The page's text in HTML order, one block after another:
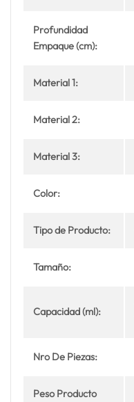
Profundidad
Empaque (cm):
Material 1:
Material 2:
Material 3:
Color:
Tipo de Producto:
Tamaño:
Capacidad (ml):
Nro De Piezas:
Peso Producto